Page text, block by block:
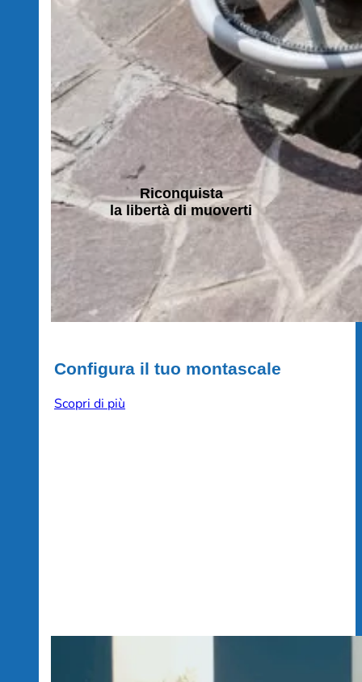
Configura il tuo montascale
Scopri di più
Riconquista
la libertà di muoverti